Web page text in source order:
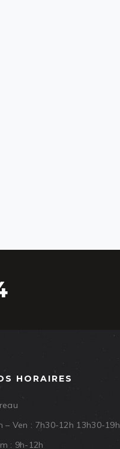
HORAIRES
– Ven : 7h30-12h 13h30-19h
: 9h-12h